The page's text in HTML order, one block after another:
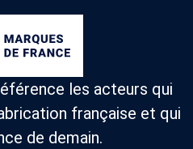
les acteurs qui
française et qui
de demain.